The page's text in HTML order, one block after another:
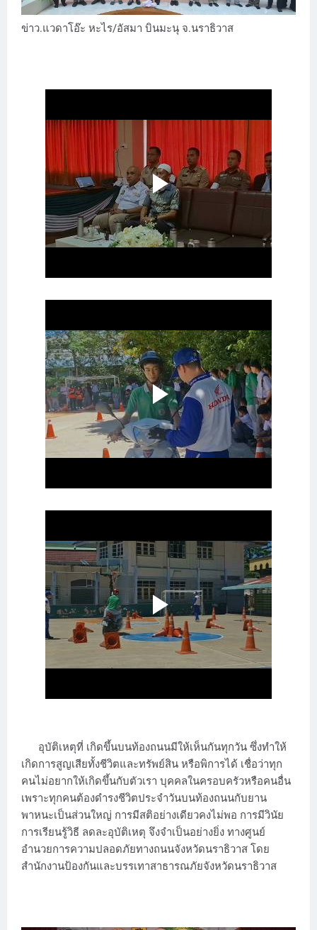
ข่าว.แวดาโอ๊ะ หะไร/อัสมา บินมะนุ จ.นราธิวาส
อุบัติเหตุที่ เกิดขึ้นบนท้องถนนมีให้เห็นกันทุกวัน ซึ่งทำให้
เกิดการสูญเสียทั้งชีวิตและทรัพย์สิน หรือพิการได้ เชื่อว่าทุก
คนไม่อยากให้เกิดขึ้นกับตัวเรา บุคคลในครอบครัวหรือคนอื่น
เพราะทุกคนต้องดำรงชีวิตประจำวันบนท้องถนนกับยาน
พาหนะเป็นส่วนใหญ่ การมีสติอย่างเดียวคงไม่พอ การมีวินัย
การเรียนรู้วิธี ลดละอุบัติเหตุ จึงจำเป็นอย่างยิ่ง ทางศูนย์
อำนวยการความปลอดภัยทางถนนจังหวัดนราธิวาส โดย
สำนักงานป้องกันและบรรเทาสาธารณภัยจังหวัดนราธิวาส